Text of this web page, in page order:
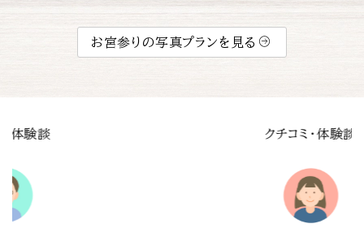
お宮参りの写真プランを見る
クチコミ・体験談